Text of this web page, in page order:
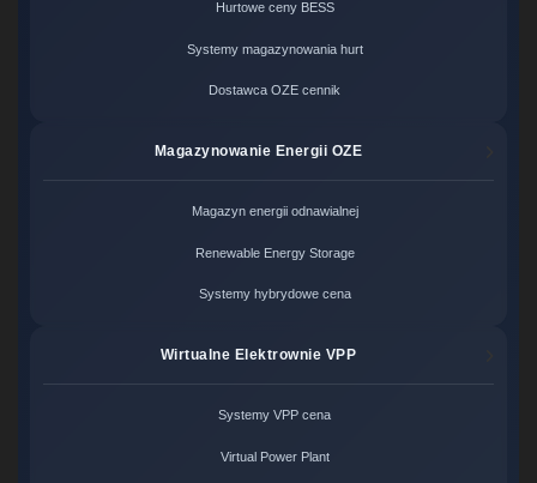
Hurtowe ceny BESS
Systemy magazynowania hurt
Dostawca OZE cennik
Magazynowanie Energii OZE
Magazyn energii odnawialnej
Renewable Energy Storage
Systemy hybrydowe cena
Wirtualne Elektrownie VPP
Systemy VPP cena
Virtual Power Plant